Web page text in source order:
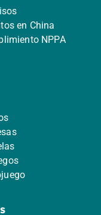
en China
NPPA